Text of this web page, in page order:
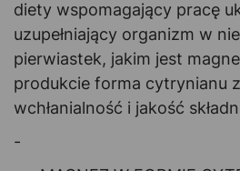
diety wspomagający pracę
uzupełniający organizm w
pierwiastek, jakim jest
produkcie forma cytrynianu
wchłanialność i jakość
-